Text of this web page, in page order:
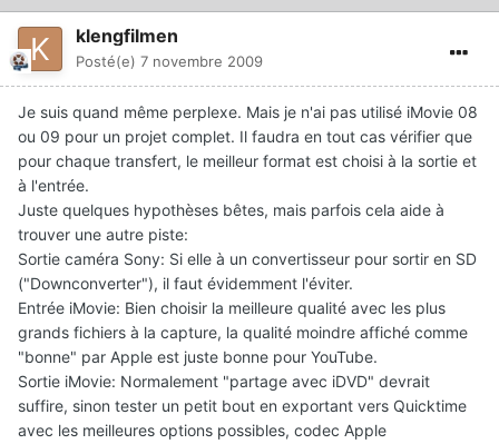
klengfilmen
Posté(e) 7 novembre 2009
Je suis quand même perplexe. Mais je n'ai pas utilisé iMovie 08
ou 09 pour un projet complet. Il faudra en tout cas vérifier que
pour chaque transfert, le meilleur format est choisi à la sortie et
à l'entrée.
Juste quelques hypothèses bêtes, mais parfois cela aide à
trouver une autre piste:
Sortie caméra Sony: Si elle à un convertisseur pour sortir en SD
("Downconverter"), il faut évidemment l'éviter.
Entrée iMovie: Bien choisir la meilleure qualité avec les plus
grands fichiers à la capture, la qualité moindre affiché comme
"bonne" par Apple est juste bonne pour YouTube.
Sortie iMovie: Normalement "partage avec iDVD" devrait
suffire, sinon tester un petit bout en exportant vers Quicktime
avec les meilleures options possibles, codec Apple